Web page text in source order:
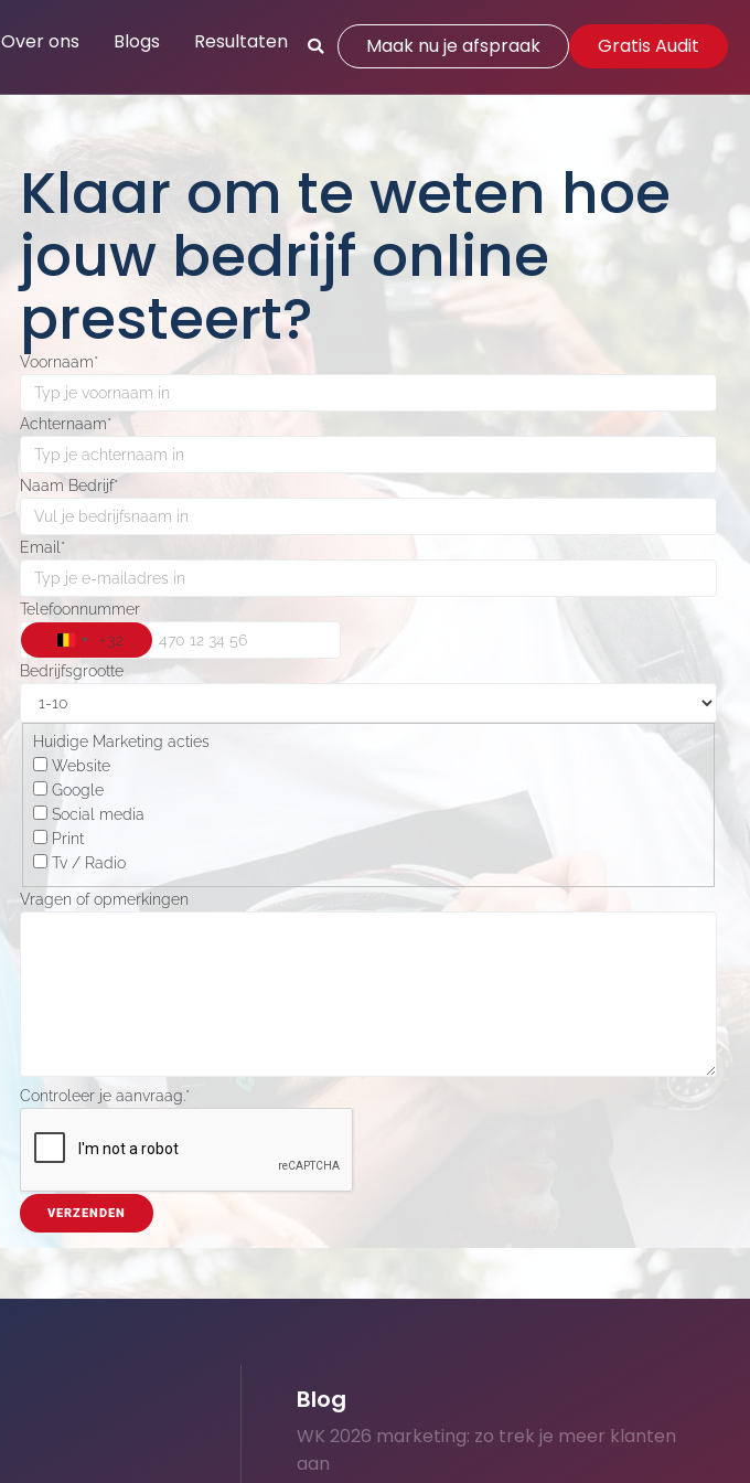
Over ons Blogs Resultaten Maak nu je afspraak Gratis Audit
Klaar om te wetenhoe
jouw bedrijf online
presteert?
Voornaam*
Achternaam*
Naam Bedrijf*
Email *
Telefoonnummer
BELGIUM +32
+32
Bedrijfsgrootte
Huidige Marketing acties
Website
Google
Social media
Print
Tv / Radio
Vragen of opmerkingen
Controleer je aanvraag.*
VERZENDEN
Blog
WK 2026 marketing: zo trek je meer klanten
aan